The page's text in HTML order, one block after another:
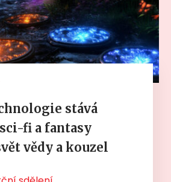
stává
fi a fantasy
vědy a kouzel